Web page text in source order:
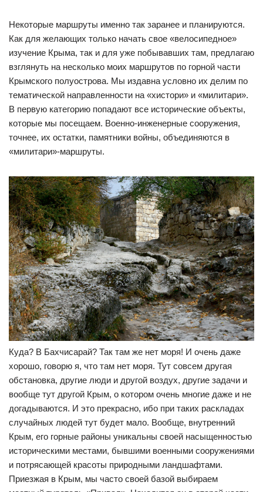
Некоторые маршруты именно так заранее и планируются.
Как для желающих только начать свое «велосипедное»
изучение Крыма, так и для уже побывавших там, предлагаю
взглянуть на несколько моих маршрутов по горной части
Крымского полуострова. Мы издавна условно их делим по
тематической направленности на «хистори» и «милитари».
В первую категорию попадают все исторические объекты,
которые мы посещаем. Военно-инженерные сооружения,
точнее, их остатки, памятники войны, объединяются в
«милитари»-маршруты.
Куда? В Бахчисарай? Так там же нет моря! И очень даже
хорошо, говорю я, что там нет моря. Тут совсем другая
обстановка, другие люди и другой воздух, другие задачи и
вообще тут другой Крым, о котором очень многие даже и не
догадываются. И это прекрасно, ибо при таких раскладах
случайных людей тут будет мало. Вообще, внутренний
Крым, его горные районы уникальны своей насыщенностью
историческими местами, бывшими военными сооружениями
и потрясающей красоты природными ландшафтами.
Приезжая в Крым, мы часто своей базой выбираем